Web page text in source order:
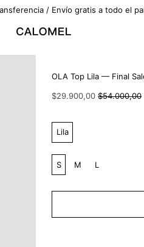
/ Envío gratis a todo el
OLA Top Lila — Final
Precio
$29.900,00 Precio
$54.000,00
Color:
Lila
Talle:
S
M L